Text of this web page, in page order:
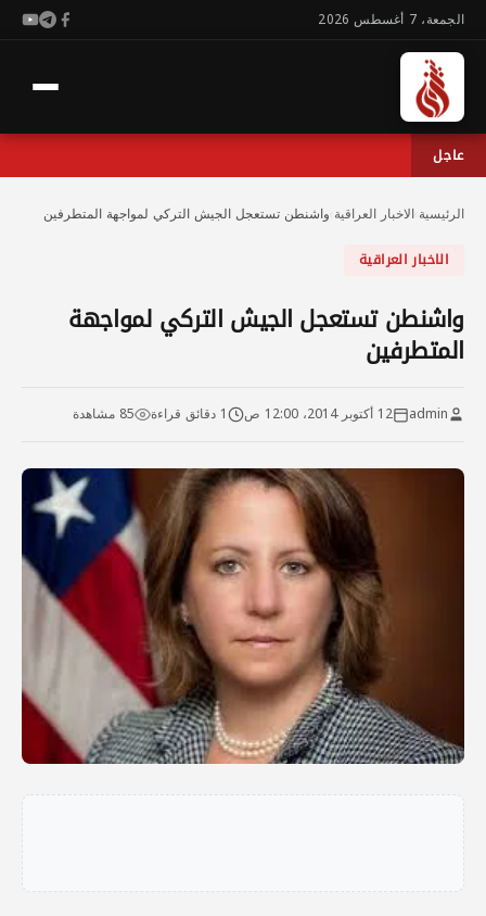
الجمعة، 7 أغسطس 2026
عاجل
الرئيسية الاخبار العراقية واشنطن تستعجل الجيش التركي لمواجهة المتطرفين
الاخبار العراقية
واشنطن تستعجل الجيش التركي لمواجهة
المتطرفين
admin 12 أكتوبر 2014، 12:00 ص 1 دقائق قراءة 85 مشاهدة